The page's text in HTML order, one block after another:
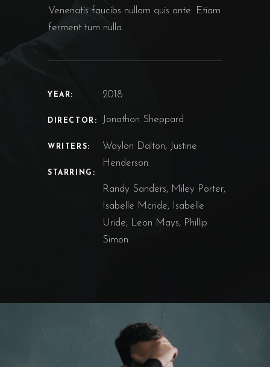
Venenatis faucibs nullam quis ante. Etiam
ferment tum nulla.
YEAR:
DIRECTOR:
WRITERS:
STARRING:
2018.
Jonathon Sheppard
Waylon Dalton, Justine
Henderson.
Randy Sanders, Miley Porter,
Isabelle Mcride, Isabelle
Uride, Leon Mays, Phillip
Simon